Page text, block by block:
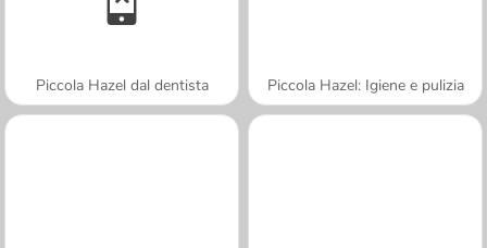
Piccola Hazel dal dentista Piccola Hazel: Igiene e pulizia